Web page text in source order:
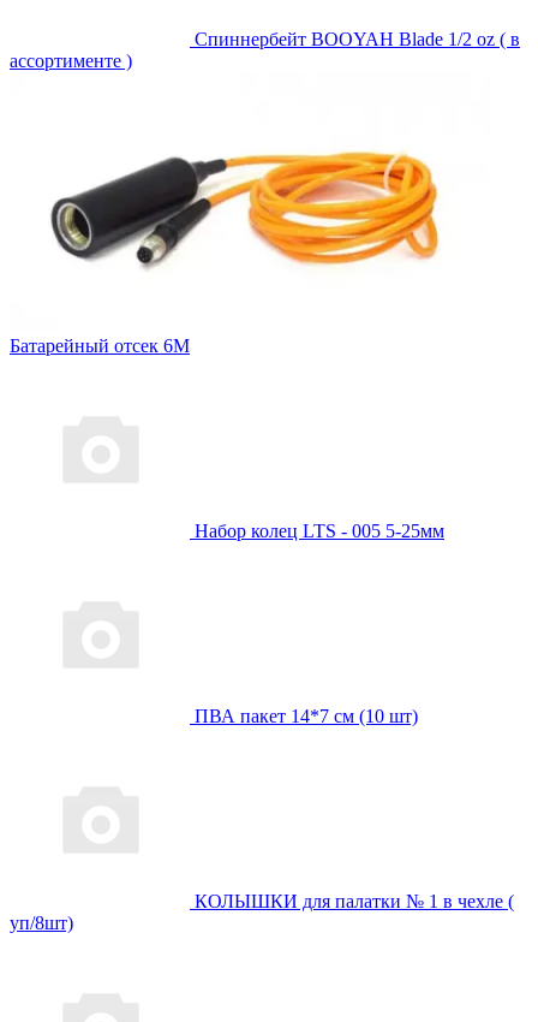
Спиннербейт BOOYAH Blade 1/2 oz ( в
ассортименте )
Батарейный отсек 6М
Набор колец LTS - 005 5-25мм
ПВА пакет 14*7 см (10 шт)
КОЛЫШКИ для палатки № 1 в чехле (
уп/8шт)